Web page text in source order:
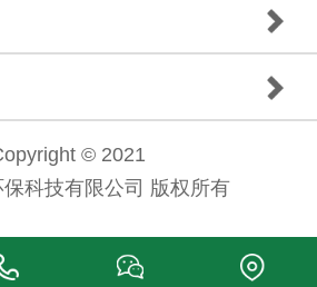
© 2021
科技有限公司 版权所有